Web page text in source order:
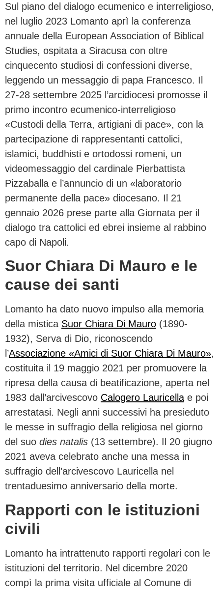
Sul piano del dialogo ecumenico e interreligioso,
nel luglio 2023 Lomanto aprì la conferenza
annuale della European Association of Biblical
Studies, ospitata a Siracusa con oltre
cinquecento studiosi di confessioni diverse,
leggendo un messaggio di papa Francesco. Il
27-28 settembre 2025 l’arcidiocesi promosse il
primo incontro ecumenico-interreligioso
«Custodi della Terra, artigiani di pace», con la
partecipazione di rappresentanti cattolici,
islamici, buddhisti e ortodossi romeni, un
videomessaggio del cardinale Pierbattista
Pizzaballa e l’annuncio di un «laboratorio
permanente della pace» diocesano. Il 21
gennaio 2026 prese parte alla Giornata per il
dialogo tra cattolici ed ebrei insieme al rabbino
capo di Napoli.
Suor Chiara Di Mauro e le
cause dei santi
Lomanto ha dato nuovo impulso alla memoria
della mistica Suor Chiara Di Mauro (1890-
1932), Serva di Dio, riconoscendo
l’Associazione «Amici di Suor Chiara Di Mauro»,
costituita il 19 maggio 2021 per promuovere la
ripresa della causa di beatificazione, aperta nel
1983 dall’arcivescovo Calogero Lauricella e poi
arrestatasi. Negli anni successivi ha presieduto
le messe in suffragio della religiosa nel giorno
del suo dies natalis (13 settembre). Il 20 giugno
2021 aveva celebrato anche una messa in
suffragio dell’arcivescovo Lauricella nel
trentaduesimo anniversario della morte.
Rapporti con le istituzioni
civili
Lomanto ha intrattenuto rapporti regolari con le
istituzioni del territorio. Nel dicembre 2020
compì la prima visita ufficiale al Comune di